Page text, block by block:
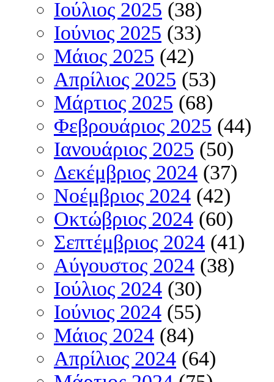
Ιούλιος 2025 (38)
Ιούνιος 2025 (33)
Μάιος 2025 (42)
Απρίλιος 2025 (53)
Μάρτιος 2025 (68)
Φεβρουάριος 2025 (44)
Ιανουάριος 2025 (50)
Δεκέμβριος 2024 (37)
Νοέμβριος 2024 (42)
Οκτώβριος 2024 (60)
Σεπτέμβριος 2024 (41)
Αύγουστος 2024 (38)
Ιούλιος 2024 (30)
Ιούνιος 2024 (55)
Μάιος 2024 (84)
Απρίλιος 2024 (64)